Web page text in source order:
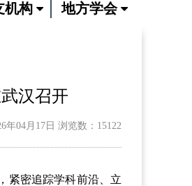
机构 地方学会
汉召开
年04月17日 浏览数：15122
紧密追踪学科前沿、立